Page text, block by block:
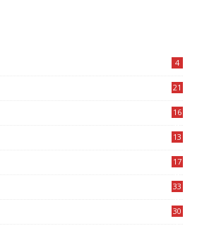
4
21
16
13
17
33
30